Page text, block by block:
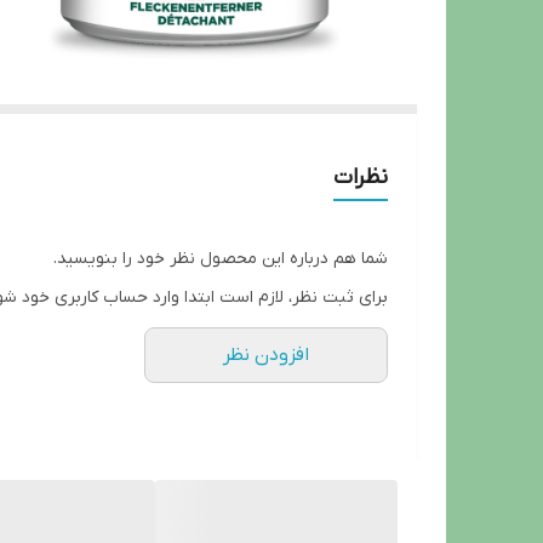
نظرات
شما هم درباره این محصول نظر خود را بنویسید.
برای ثبت نظر، لازم است ابتدا وارد حساب کاربری خود
افزودن نظر